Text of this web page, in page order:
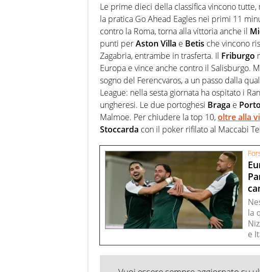
Le prime dieci della classifica vincono
la pratica Go Ahead Eagles nei primi 11
contro la Roma, torna alla vittoria anche il
punti perAston Villa e Betis che vincono
Zagabria, entrambe in trasferta. Il Friburgo
Europa e vince anche contro il Salisburgo.
sogno del Ferencvaros, a un passo dalla
League: nella sesta giornata ha ospitato i
ungheresi. Le due portoghesi Braga e Porto
Malmoe. Per chiudere la top 10,oltre alla
Stoccarda con il poker rifilato al Maccabi
la
e